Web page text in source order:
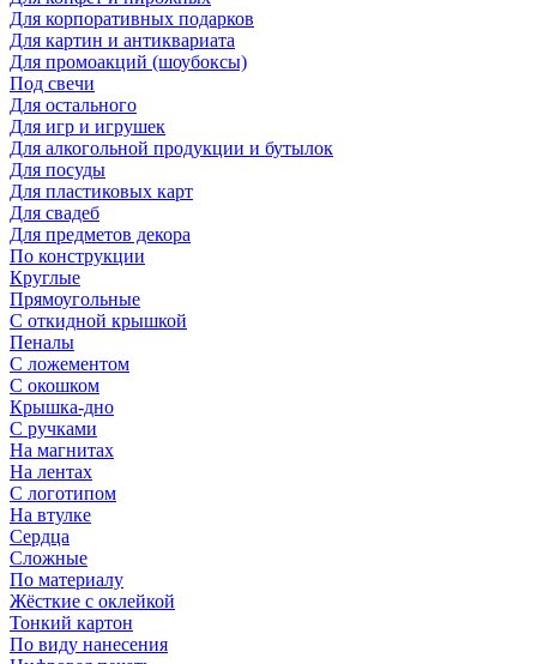
Для корпоративных подарков
Для картин и антиквариата
Для промоакций (шоубоксы)
Под свечи
Для остального
Для игр и игрушек
Для алкогольной продукции и бутылок
Для посуды
Для пластиковых карт
Для свадеб
Для предметов декора
По конструкции
Круглые
Прямоугольные
С откидной крышкой
Пеналы
С ложементом
С окошком
Крышка-дно
С ручками
На магнитах
На лентах
С логотипом
На втулке
Сердца
Сложные
По материалу
Жёсткие с оклейкой
Тонкий картон
По виду нанесения